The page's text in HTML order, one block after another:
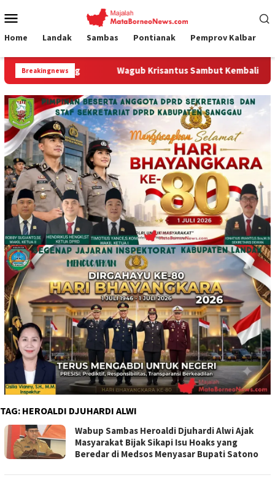
ke
Mobile
Home Landak Sambas Pontianak Pemprov Kalbar
Breakingnews
Wagub Krisantus Sambut Kembali Berjalannya Ekspor
TAG: HEROALDI DJUHARDI ALWI
Wabup Sambas Heroaldi Djuhardi Alwi Ajak
Masyarakat Bijak Sikapi Isu Hoaks yang
Beredar di Medsos Menyasar Bupati Satono